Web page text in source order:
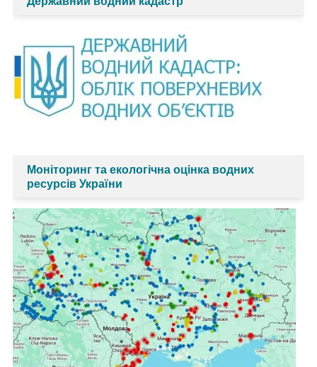
Моніторинг та екологічна оцінка водних
ресурсів України